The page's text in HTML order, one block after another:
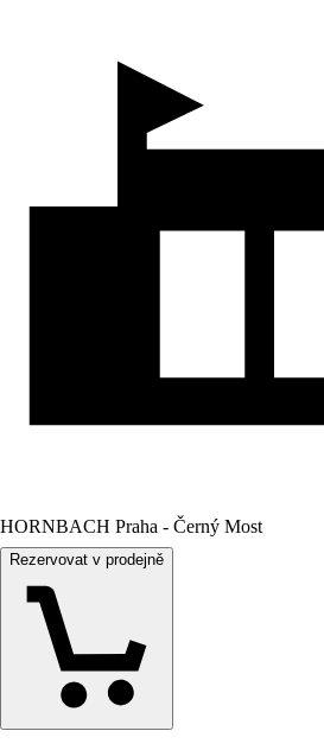
HORNBACH Praha - Černý Most
Rezervovat v prodejně